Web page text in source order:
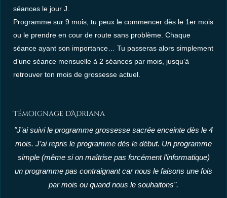
séances le jour J.
Programme sur 9 mois, tu peux le commencer dès le 1er mois
ou le prendre en cour de route sans problème. Chaque
séance ayant son importance… Tu passeras alors simplement
d’une séance mensuelle à 2 séances par mois, jusqu’à
retrouver ton mois de grossesse actuel.
Témoignage d'Adriana
"J’ai suivi le programme grossesse sacrée enceinte dès le 4
mois. J’ai repris le programme dès le début. Un programme
simple (même si on maîtrise pas forcément l’informatique)
un programme pas contraignant car nous le faisons une fois
par mois ou quand nous le souhaitons".